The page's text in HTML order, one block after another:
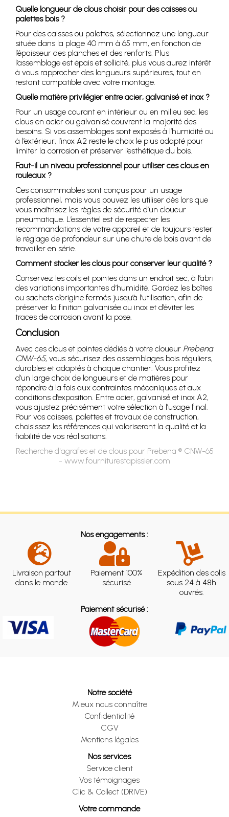
Quelle longueur de clous choisir pour des caisses ou
palettes bois ?
Pour des caisses ou palettes, sélectionnez une longueur
située dans la plage 40 mm à 65 mm, en fonction de
l’épaisseur des planches et des renforts. Plus
l’assemblage est épais et sollicité, plus vous aurez intérêt
à vous rapprocher des longueurs supérieures, tout en
restant compatible avec votre montage.
Quelle matière privilégier entre acier, galvanisé et inox ?
Pour un usage courant en intérieur ou en milieu sec, les
clous en acier ou galvanisé couvrent la majorité des
besoins. Si vos assemblages sont exposés à l’humidité ou
à l’extérieur, l’inox A2 reste le choix le plus adapté pour
limiter la corrosion et préserver l’esthétique du bois.
Faut-il un niveau professionnel pour utiliser ces clous en
rouleaux ?
Ces consommables sont conçus pour un usage
professionnel, mais vous pouvez les utiliser dès lors que
vous maîtrisez les règles de sécurité d’un cloueur
pneumatique. L’essentiel est de respecter les
recommandations de votre appareil et de toujours tester
le réglage de profondeur sur une chute de bois avant de
travailler en série.
Comment stocker les clous pour conserver leur qualité ?
Conservez les coils et pointes dans un endroit sec, à l’abri
des variations importantes d’humidité. Gardez les boîtes
ou sachets d’origine fermés jusqu’à l’utilisation, afin de
préserver la finition galvanisée ou inox et d’éviter les
traces de corrosion avant la pose.
Conclusion
Avec ces clous et pointes dédiés à votre cloueur Prebena
CNW-65, vous sécurisez des assemblages bois réguliers,
durables et adaptés à chaque chantier. Vous profitez
d’un large choix de longueurs et de matières pour
répondre à la fois aux contraintes mécaniques et aux
conditions d’exposition. Entre acier, galvanisé et inox A2,
vous ajustez précisément votre sélection à l’usage final.
Pour vos caisses, palettes et travaux de construction,
choisissez les références qui valoriseront la qualité et la
fiabilité de vos réalisations.
Recherche d'agrafes et de clous pour Prebena ® CNW-65
- www.fourniturestapissier.com
Nos engagements :
Livraison partout
dans le monde
Paiement 100%
sécurisé
Expédition des colis
sous 24 à 48h
ouvrés.
Paiement sécurisé :
Notre société
Mieux nous connaître
Confidentialité
CGV
Mentions légales
Nos services
Service client
Vos témoignages
Clic & Collect (DRIVE)
Votre commande